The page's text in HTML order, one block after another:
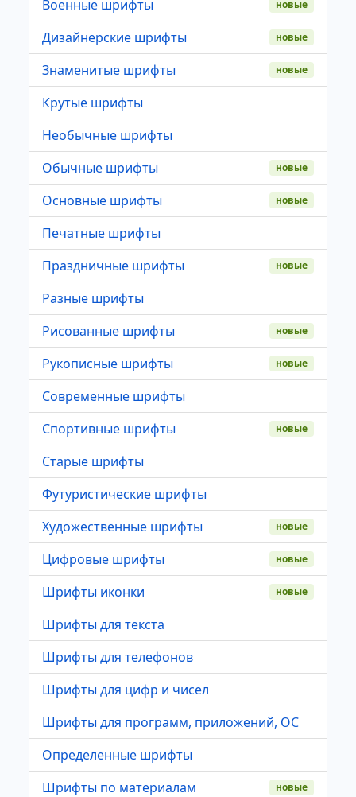
Военные шрифты новые
Дизайнерские шрифты новые
Знаменитые шрифты новые
Крутые шрифты
Необычные шрифты
Обычные шрифты
новые
Основные шрифты новые
Печатные шрифты
Праздничные шрифты
новые
Разные шрифты
Рисованные шрифты
новые
Рукописные шрифты новые
Современные шрифты
Спортивные шрифты
новые
Старые шрифты
Футуристические шрифты
Художественные шрифты
новые
Цифровые шрифты новые
Шрифты иконки новые
Шрифты для текста
Шрифты для телефонов
Шрифты для цифр и чисел
Шрифты для программ, приложений, ОС
Определенные шрифты
Шрифты по материалам
новые